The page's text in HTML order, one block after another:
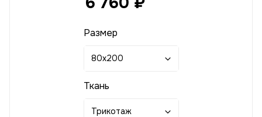
Размер
80x200
Ткань
Трикотаж